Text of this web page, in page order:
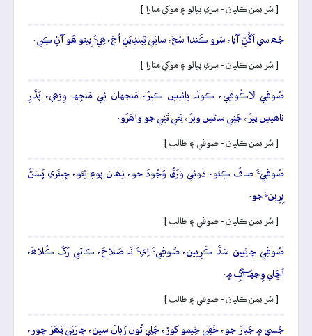
[ سُر يمن ڪلياڻ - سري پيالو ۽ موکي متارا ]
جُھ سي اَڱَڻِ آيا، سَرو ڪَندا سُڃَ، سائِي ٿِيندِيَنِ اُڃَ، ھِيءُ پِيتو ھُو آڻِ ڪِي.
[ سُر يمن ڪلياڻ - سري پيالو ۽ موکي متارا ]
صُوفِي لاڪُوفِي، ڪونَہ ڀائيسِ ڪيرُ، مَنجهان ئِي مَنجِهہ وِڙھي، پَڌَرِ
ناھيسِ پيرُ، جَنِي ساڻسِ ويرُ، ٿِئي تَنِي جو واھَرُو.
[ سُر يمن ڪلياڻ - صوفي ۽ طالب ]
صُوفِيءَ صافُ ڪِئو، ڌوئِي وَرَقُ وُجُودَ جو، تِھان پوءِ ٿِئو، جِيئَري پَسَڻُ
پِرِينءَ جو.
[ سُر يمن ڪلياڻ - صوفي ۽ طالب ]
صُوفِي چائِيين سَڌَ ڪَرِيين، صُوفِيءَ اِيءَ نَہ صَلاحَ، ڪاٽي رَکُ ڪُلاھَ،
اُڇَلي وِجهُہ آڳِ ۾.
[ سُر يمن ڪلياڻ - صوفي ۽ طالب ]
جُسي ۾ جَبارَ جو، خَفِي خِيمو کوڙ، جَلِي تُون زَبانَ سين، چارَئِي پَھَرَ چورِ،